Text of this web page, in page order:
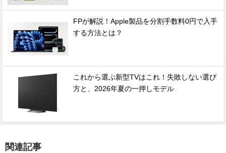
FPが解説！Apple製品を分割手数料0円で入手
する方法とは？
これから選ぶ新型TVはこれ！失敗しない選び
方と、2026年夏の一押しモデル
関連記事